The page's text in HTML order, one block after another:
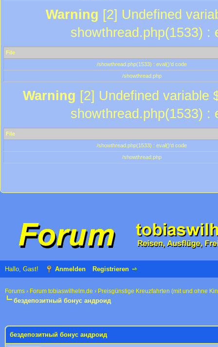
Warning [2] Undefined
showthread.php(1533) :
File
/showthread.php(1533) : eval()'d code
/showthread.php
Warning [2] Undefined variable
showthread.php(1533) :
File
/showthread.php(1533) : eval()'d code
/showthread.php
Hallo, Gast! Anmelden Registrieren
Forums › Forum tobiaswilhelm.de › Preisgünstige Kreuzfahrten (mit und ohne
бездепозитный бонус андроид
бездепозитный бонус андроид